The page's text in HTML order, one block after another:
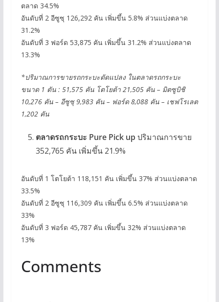
ตลาด 34.5%
อันดับที่ 2 อีซูซุ 126,292 คัน เพิ่มขึ้น 5.8% ส่วนแบ่งตลาด
31.2%
อันดับที่ 3 ฟอร์ด 53,875 คัน เพิ่มขึ้น 31.2% ส่วนแบ่งตลาด
13.3%
*ปริมาณการขายรถกระบะดัดแปลง ในตลาดรถกระบะ
ขนาด 1 ตัน : 51,575 คัน โตโยต้า 21,505 คัน – มิตซูบิชิ
10,276 คัน – อีซูซุ 9,983 คัน – ฟอร์ด 8,088 คัน – เชฟโรเลต
1,202 คัน
ตลาดรถกระบะ Pure Pick upปริมาณการขาย
352,765 คัน เพิ่มขึ้น 21.9%
อันดับที่ 1 โตโยต้า 118,151 คัน เพิ่มขึ้น 37% ส่วนแบ่งตลาด
33.5%
อันดับที่ 2 อีซูซุ 116,309 คัน เพิ่มขึ้น 6.5% ส่วนแบ่งตลาด
33%
อันดับที่ 3 ฟอร์ด 45,787 คัน เพิ่มขึ้น 32% ส่วนแบ่งตลาด
13%
Comments